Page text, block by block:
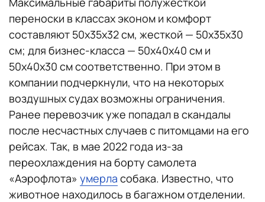
переноски в классах эконом и комфорт
составляют 50х35х32 см, жесткой — 50х35х30
см; для бизнес-класса — 50х40х40 см и
50х40х30 см соответственно. При этом в
компании подчеркнули, что на некоторых
воздушных судах возможны ограничения.
Ранее перевозчик уже попадал в скандалы
после несчастных случаев с питомцами на его
рейсах. Так, в мае 2022 года из-за
переохлаждения на борту самолета
«Аэрофлота» умерла собака. Известно, что
животное находилось в багажном отделении.